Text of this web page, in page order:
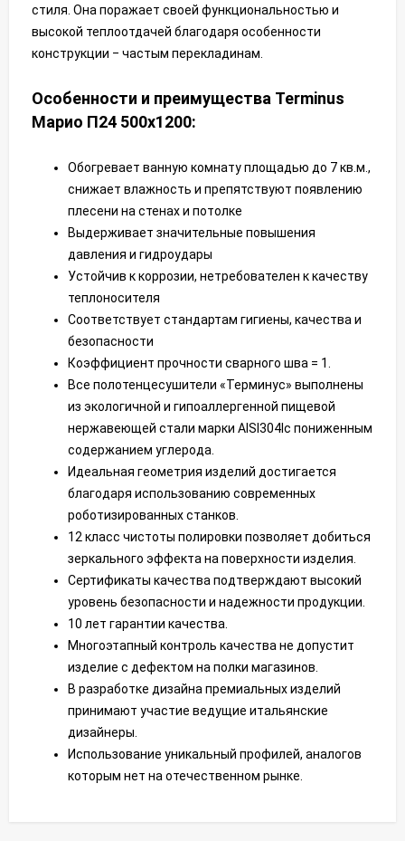
стиля. Она поражает своей функциональностью и
высокой теплоотдачей благодаря особенности
конструкции ‒ частым перекладинам.
Особенности и преимущества Terminus
Марио П24 500х1200:
Обогревает ванную комнату площадью до 7 кв.м.,
снижает влажность и препятствуют появлению
плесени на стенах и потолке
Выдерживает значительные повышения
давления и гидроудары
Устойчив к коррозии, нетребователен к качеству
теплоносителя
Соответствует стандартам гигиены, качества и
безопасности
Коэффициент прочности сварного шва = 1.
Все полотенцесушители «Терминус» выполнены
из экологичной и гипоаллергенной пищевой
нержавеющей стали марки AISI304lс пониженным
содержанием углерода.
Идеальная геометрия изделий достигается
благодаря использованию современных
роботизированных станков.
12 класс чистоты полировки позволяет добиться
зеркального эффекта на поверхности изделия.
Сертификаты качества подтверждают высокий
уровень безопасности и надежности продукции.
10 лет гарантии качества.
Многоэтапный контроль качества не допустит
изделие с дефектом на полки магазинов.
В разработке дизайна премиальных изделий
принимают участие ведущие итальянские
дизайнеры.
Использование уникальный профилей, аналогов
которым нет на отечественном рынке.